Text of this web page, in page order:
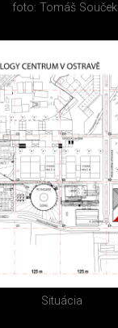
foto: Tomáš Souček
Situácia